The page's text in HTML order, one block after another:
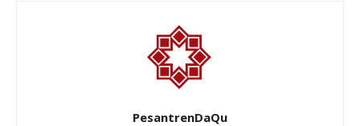
PesantrenDaQu